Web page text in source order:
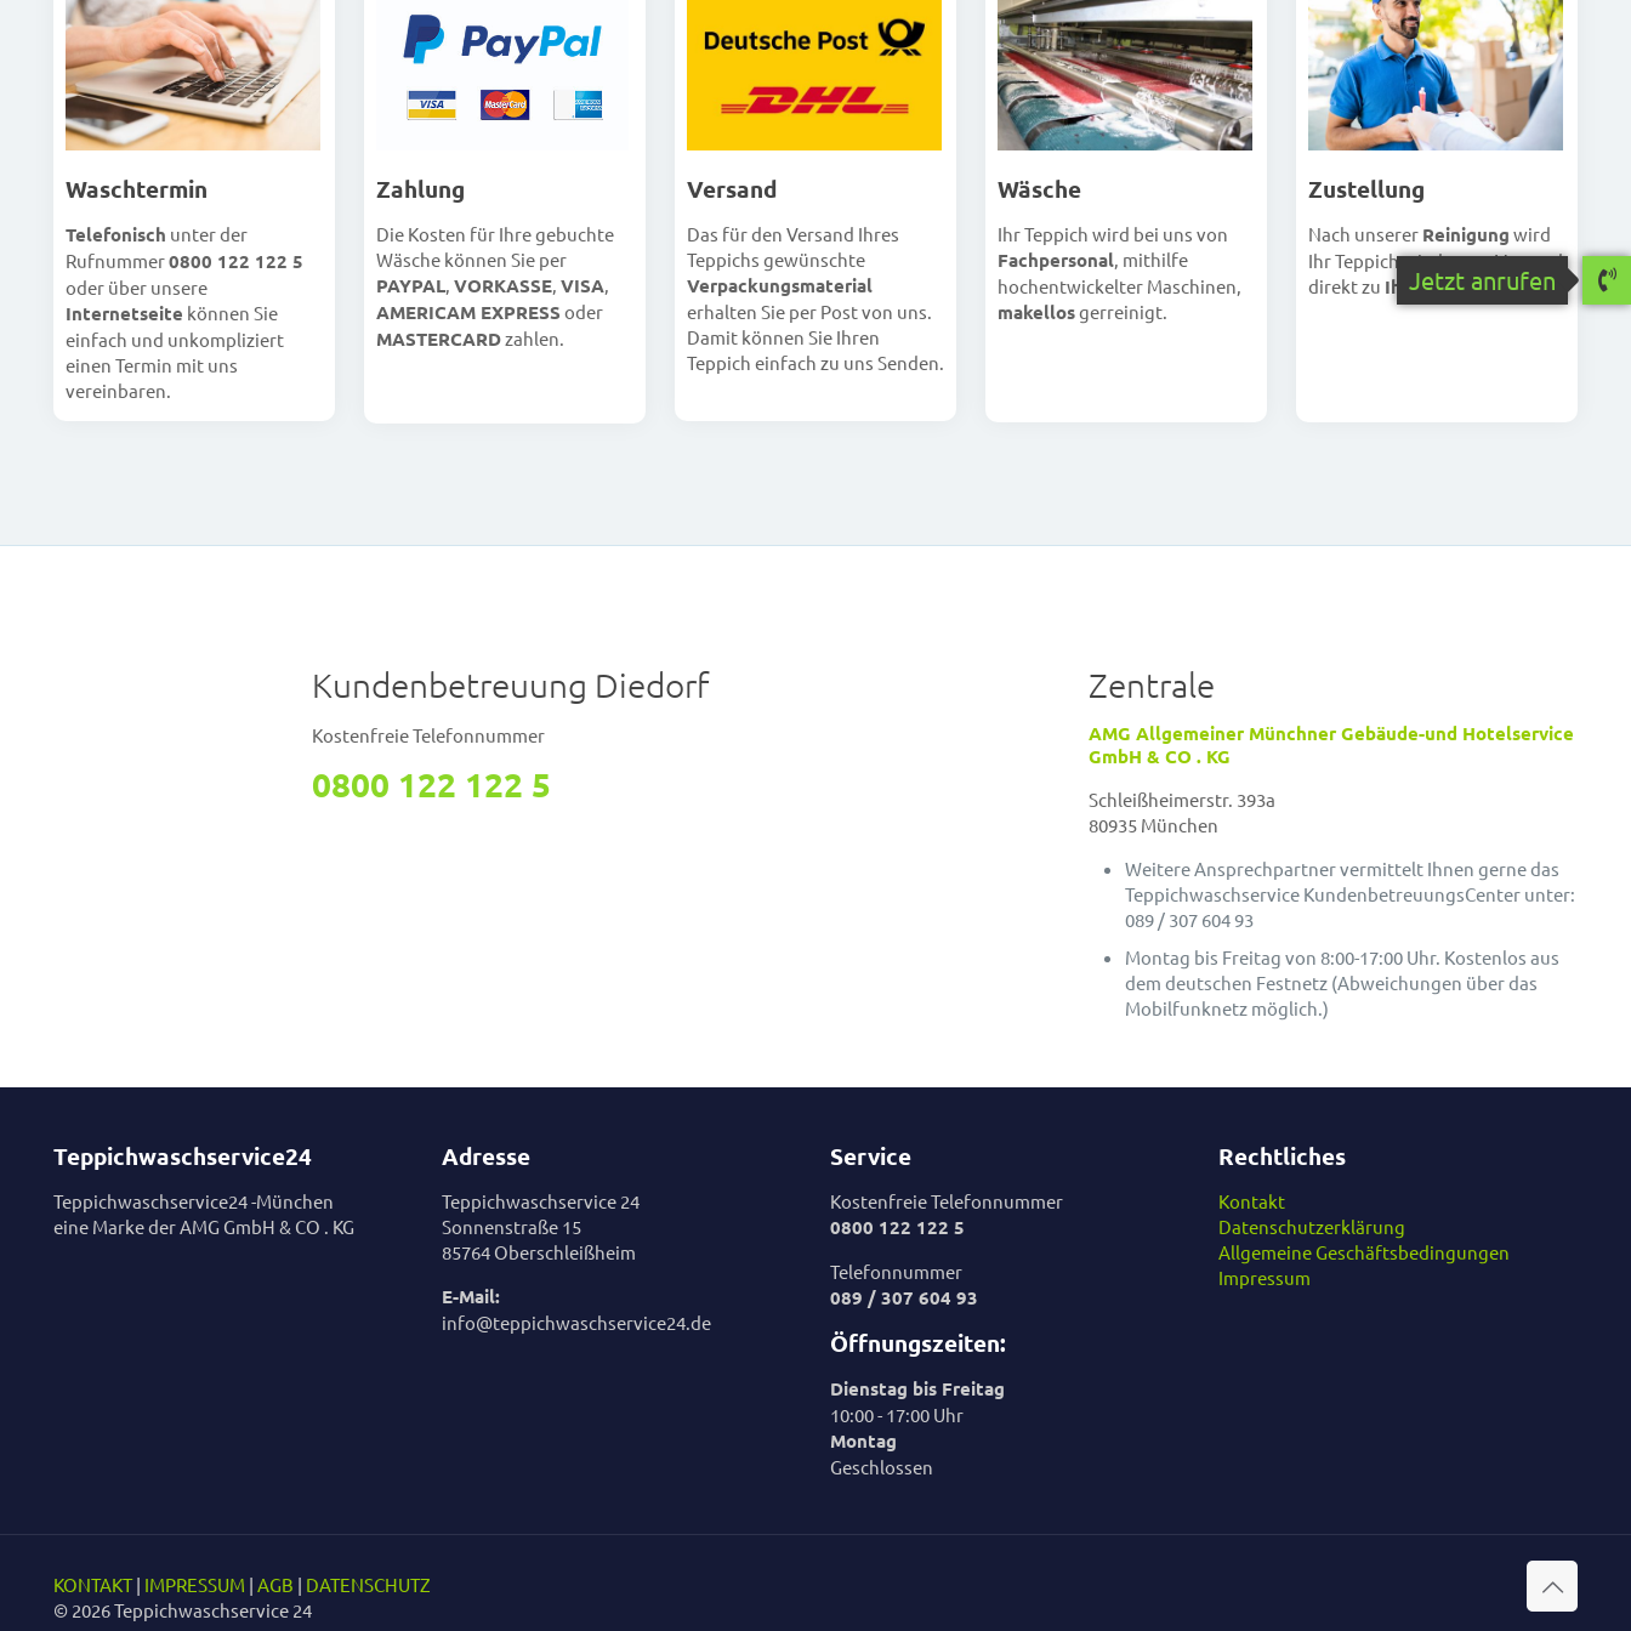
Waschtermin
Telefonisch unter der
Rufnummer0800 122 122 5
oder über unsere
Internetseite können Sie
einfach und unkompliziert
einen Termin mit uns
vereinbaren.
Zahlung
Die Kosten für Ihre gebuchte
Wäsche können Sie per
PAYPAL, VORKASSE, VISA,
AMERICAM EXPRESS oder
MASTERCARDzahlen.
Versand
Das für den Versand Ihres
Teppichs gewünschte
Verpackungsmaterial
erhalten Sie per Post von uns.
Damit können Sie Ihren
Teppich einfach zu uns Senden.
Wäsche
Ihr Teppich wird bei uns von
Fachpersonal, mithilfe
hochentwickelter Maschinen,
makellosgerreinigt.
Zustellung
Nach unserer Reinigung wird
Ihr Teppich wieder per Versand
direkt zu Ihnengeschickt.
Kundenbetreuung Diedorf
Kostenfreie Telefonnummer
0800 122 122 5
Zentrale
AMG Allgemeiner Münchner Gebäude-und Hotelservice
GmbH & CO . KG
Schleißheimerstr. 393a
80935 München
Weitere Ansprechpartner vermittelt Ihnen gerne das
Teppichwaschservice KundenbetreuungsCenter unter:
089 / 307 604 93
Montag bis Freitag von 8:00-17:00 Uhr. Kostenlos aus
dem deutschen Festnetz (Abweichungen über das
Mobilfunknetz möglich.)
Teppichwaschservice24
Teppichwaschservice24 -München
eine Marke der AMG GmbH & CO . KG
Adresse
Teppichwaschservice 24
Sonnenstraße 15
85764 Oberschleißheim
E-Mail:
info@teppichwaschservice24.de
Service
Kostenfreie Telefonnummer
0800 122 122 5
Telefonnummer
089 / 307 604 93
Öffnungszeiten:
Dienstag bis Freitag
10:00 - 17:00 Uhr
Montag
Geschlossen
Rechtliches
Kontakt
Datenschutzerklärung
Allgemeine Geschäftsbedingungen
Impressum
KONTAKT| IMPRESSUM | AGB | DATENSCHUTZ
© 2026 Teppichwaschservice 24
Jetzt anrufen